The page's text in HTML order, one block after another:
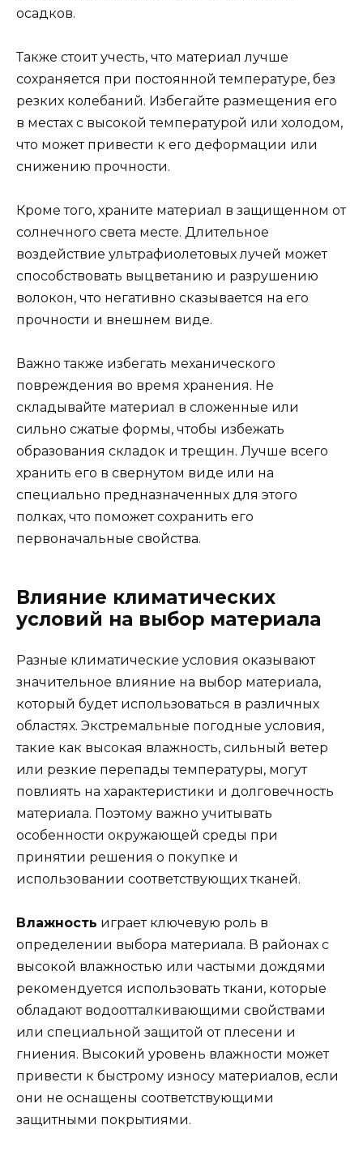
осадков.
Также стоит учесть, что материал лучше
сохраняется при постоянной температуре, без
резких колебаний. Избегайте размещения его
в местах с высокой температурой или холодом,
что может привести к его деформации или
снижению прочности.
Кроме того, храните материал в защищенном от
солнечного света месте. Длительное
воздействие ультрафиолетовых лучей может
способствовать выцветанию и разрушению
волокон, что негативно сказывается на его
прочности и внешнем виде.
Важно также избегать механического
повреждения во время хранения. Не
складывайте материал в сложенные или
сильно сжатые формы, чтобы избежать
образования складок и трещин. Лучше всего
хранить его в свернутом виде или на
специально предназначенных для этого
полках, что поможет сохранить его
первоначальные свойства.
Влияние климатических
условий на выбор материала
Разные климатические условия оказывают
значительное влияние на выбор материала,
который будет использоваться в различных
областях. Экстремальные погодные условия,
такие как высокая влажность, сильный ветер
или резкие перепады температуры, могут
повлиять на характеристики и долговечность
материала. Поэтому важно учитывать
особенности окружающей среды при
принятии решения о покупке и
использовании соответствующих тканей.
Влажность играет ключевую роль в
определении выбора материала. В районах с
высокой влажностью или частыми дождями
рекомендуется использовать ткани, которые
обладают водоотталкивающими свойствами
или специальной защитой от плесени и
гниения. Высокий уровень влажности может
привести к быстрому износу материалов, если
они не оснащены соответствующими
защитными покрытиями.